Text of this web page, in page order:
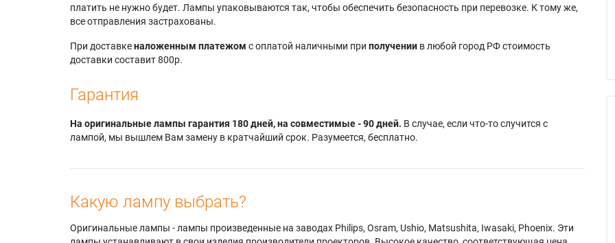
платить не нужно будет. Лампы упаковываются так, чтобы обеспечить безопасность при перевозке. К тому же,
все отправления застрахованы.
При доставкеналоженным платежом с оплатой наличными при получении в любой город РФ стоимость
доставки составит 800р.
Гарантия
На оригинальные лампы гарантия 180 дней, на совместимые - 90 дней. В случае, если что-то случится с
лампой, мы вышлем Вам замену в кратчайший срок. Разумеется, бесплатно.
Какую лампу выбрать?
Оригинальные лампы - лампы произведенные на заводах Philips, Osram, Ushio, Matsushita, Iwasaki, Phoenix. Эти